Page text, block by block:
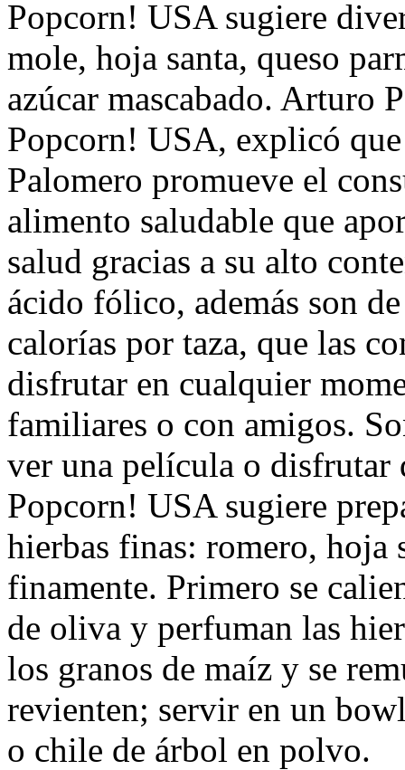
Popcorn! USA sugiere
mole, hoja santa, queso
azúcar mascabado. Arturo
Popcorn! USA, explicó
Palomero promueve el
alimento saludable que
salud gracias a su alto
ácido fólico, además son
calorías por taza, que las
disfrutar en cualquier
familiares o con amigos.
ver una película o
Popcorn! USA sugiere
hierbas finas: romero,
finamente. Primero se
de oliva y perfuman las
los granos de maíz y se
revienten; servir en un
o chile de árbol en polvo.